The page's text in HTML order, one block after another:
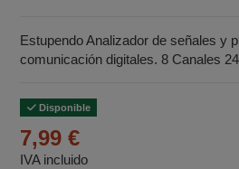
Estupendo Analizador de señales y
comunicación digitales. 8 Canales
Disponible
7,99 €
IVA incluido